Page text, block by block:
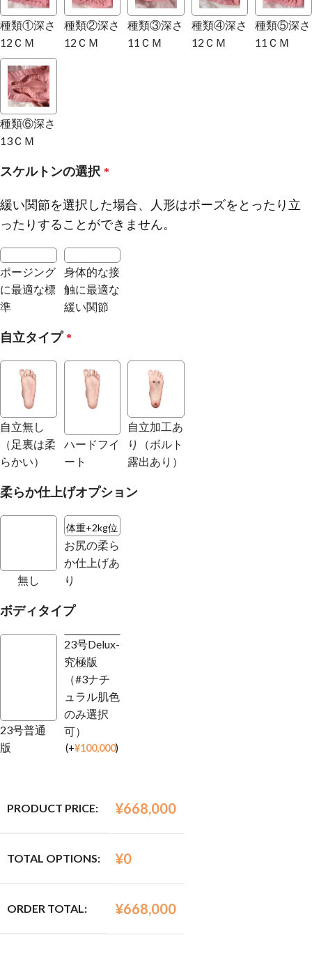
種類①深さ
12ＣＭ
種類②深さ
12ＣＭ
種類③深さ
11ＣＭ
種類④深さ
12ＣＭ
種類⑤深さ
11ＣＭ
種類⑥深さ
13ＣＭ
スケルトンの選択 *
緩い関節を選択した場合、人形はポーズをとったり立
ったりすることができません。
ポージング
に最適な標
準
身体的な接
触に最適な
緩い関節
自立タイプ *
自立無し
（足裏は柔
らかい）
ハードフイ
ート
自立加工あ
り（ボルト
露出あり）
柔らか仕上げオプション
無し
体重+2kg位
お尻の柔ら
か仕上げあ
り
ボディタイプ
23号普通
版
23号Delux-
究極版
（#3ナチ
ュラル肌色
のみ選択
可）
(+¥100,000)
PRODUCT PRICE: ¥668,000
TOTAL OPTIONS: ¥0
ORDER TOTAL: ¥668,000